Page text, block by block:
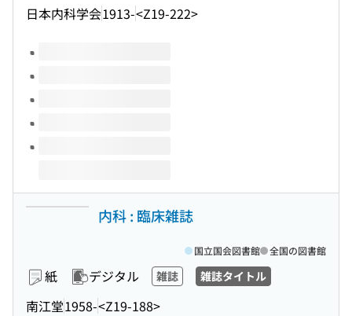
日本内科学会1913-<Z19-222>
このタイトルの巻号
内科 : 臨床雑誌
紙 デジタル 雑誌 雑誌タイトル
南江堂1958-<Z19-188>
国立国会図書館 全国の図書館